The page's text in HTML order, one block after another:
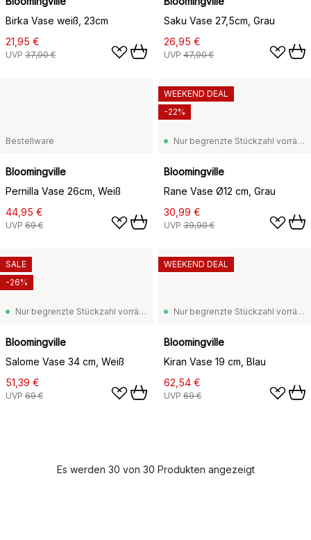
Birka Vase weiß, 23cm
21,95 €
UVP 37,90 €
Saku Vase 27,5cm, Grau
26,95 €
UVP 47,90 €
Bestellware
Bloomingville
Pernilla Vase 26cm, Weiß
44,95 €
UVP 69 €
Nur begrenzte Stückzahl vorrätig
Bloomingville
Rane Vase Ø12 cm, Grau
30,99 €
UVP 39,90 €
WEEKEND DEAL
-22%
Nur begrenzte Stückzahl vorrätig
Bloomingville
Salome Vase 34 cm, Weiß
51,39 €
UVP 69 €
SALE
-26%
Nur begrenzte Stückzahl vorrätig
Bloomingville
Kiran Vase 19 cm, Blau
62,54 €
UVP 69 €
WEEKEND DEAL
Es werden 30 von 30 Produkten angezeigt